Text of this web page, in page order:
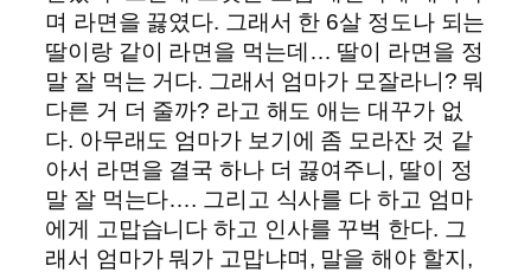
며 라면을 끓였다. 그래서 한 6살 정도나 되는
딸이랑 같이 라면을 먹는데… 딸이 라면을 정
말 잘 먹는 거다. 그래서 엄마가 모잘라니? 뭐
다른 거 더 줄까? 라고 해도 애는 대꾸가 없
다. 아무래도 엄마가 보기에 좀 모라잔 것 같
아서 라면을 결국 하나 더 끓여주니, 딸이 정
말 잘 먹는다…. 그리고 식사를 다 하고 엄마
에게 고맙습니다 하고 인사를 꾸벅 한다. 그
래서 엄마가 뭐가 고맙냐며, 말을 해야 할지,